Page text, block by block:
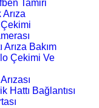
Tamiri
Arıza Bakım
Çekimi Ve
Hattı Bağlantısı